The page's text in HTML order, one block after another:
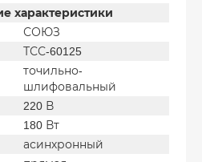
характеристики
СОЮЗ
ТСС-60125
точильно-
шлифовальный
220 В
180 Вт
асинхронный